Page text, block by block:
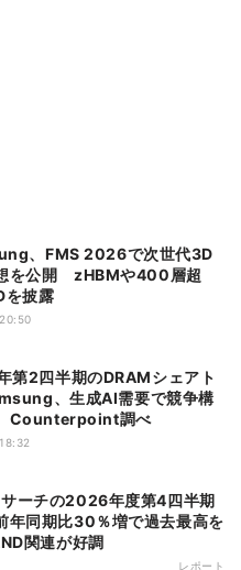
を公開 zHBMや400層超
を披露
、生成AI需要で競争構
Counterpoint調べ
年同期比30％増で過去最高を
関連が好調
レポート